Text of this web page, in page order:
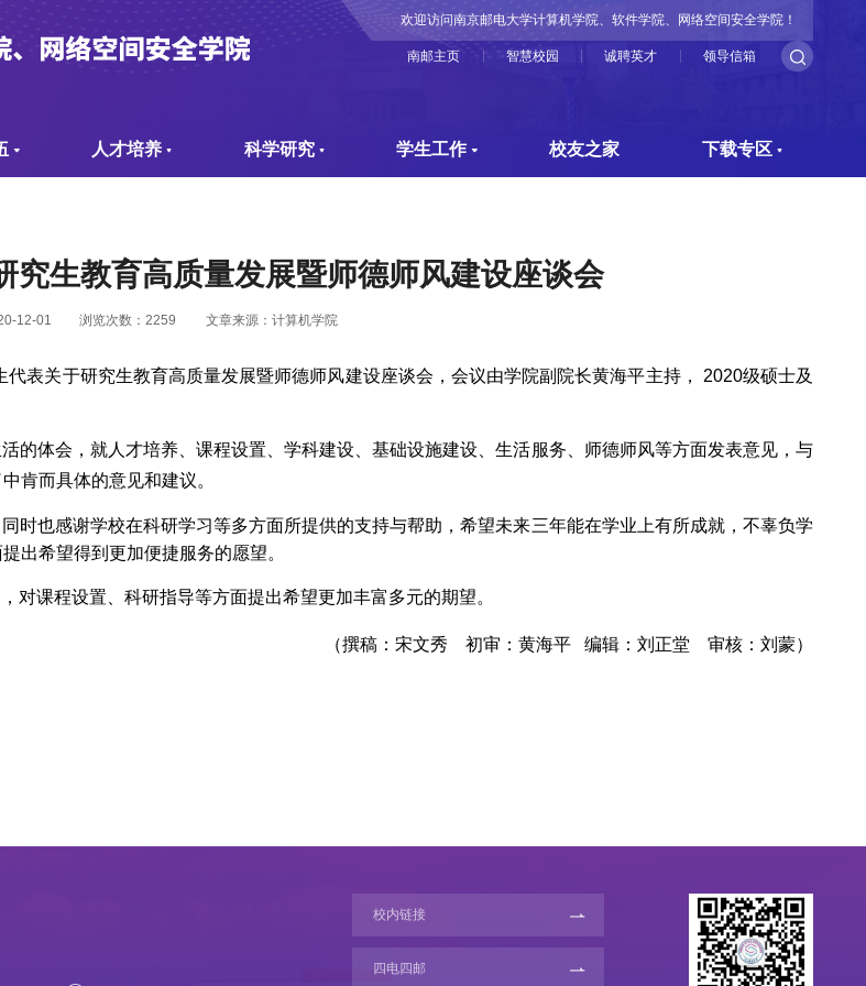
欢迎访问南京邮电大学计算机学院、软件学院、网络空间安全学院！
南邮主页 智慧校园 诚聘英才 领导信箱
人才培养 科学研究 学生工作 校友之家 下载专区
究生教育高质量发展暨师德师风建设座谈会
12-01 浏览次数： 2259 文章来源：计算机学院
表关于研究生教育高质量发展暨师德师风建设座谈会，会议由学院副院长黄海平主持， 2020级硕士及
的体会，就人才培养、课程设置、学科建设、基础设施建设、生活服务、师德师风等方面发表意见，与
肯而具体的意见和建议。
时也感谢学校在科研学习等多方面所提供的支持与帮助，希望未来三年能在学业上有所成就，不辜负学
出希望得到更加便捷服务的愿望。
课程设置、科研指导等方面提出希望更加丰富多元的期望。
（撰稿：宋文秀 初审：黄海平 编辑：刘正堂 审核：刘蒙）
校内链接
四电四邮